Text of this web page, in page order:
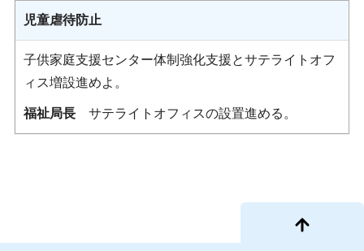
児童虐待防止
子供家庭支援センター体制強化支援とサテライトオフ
ィス増設進めよ。
福祉局長サテライトオフィスの設置進める。